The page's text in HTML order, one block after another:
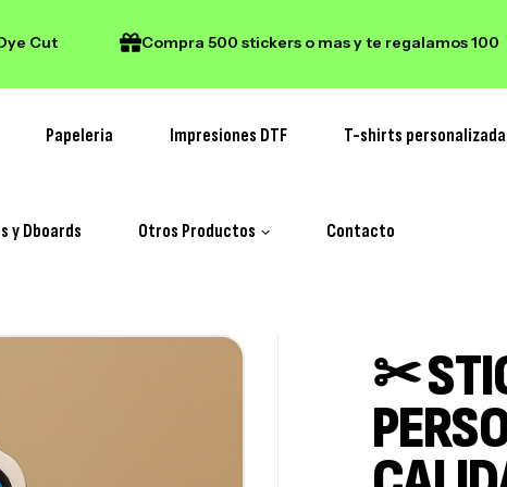
Compra 500 stickers o mas y te regalamos 100
Papeleria Impresiones DTF T-shirts
y Dboards Otros Productos Contacto
✂